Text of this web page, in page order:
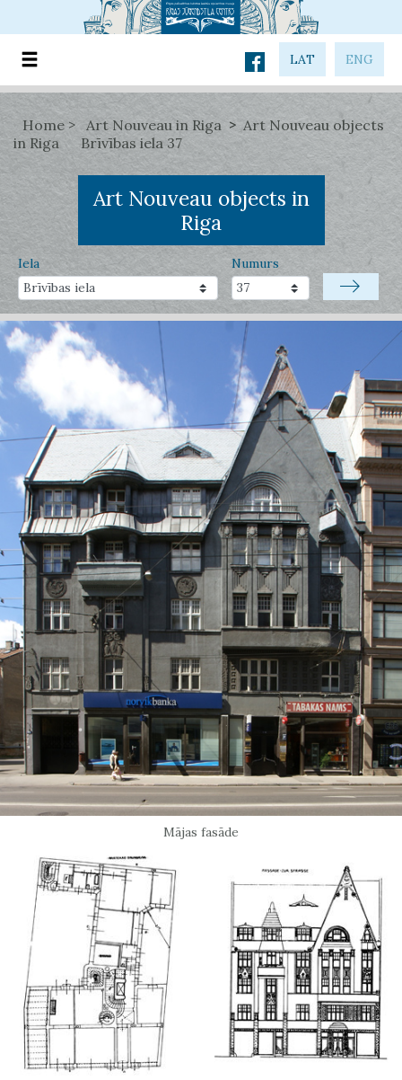
LAT ENG
Home Art Nouveau in Riga
Art Nouveau objects
in Riga
Brīvības iela 37
Art Nouveau objects in
Riga
Iela Numurs
Mājas fasāde